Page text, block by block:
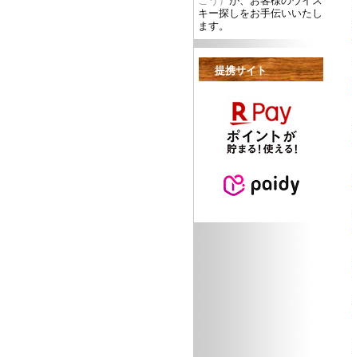
キー探しをお手伝いいたし
ます。
提携サイト